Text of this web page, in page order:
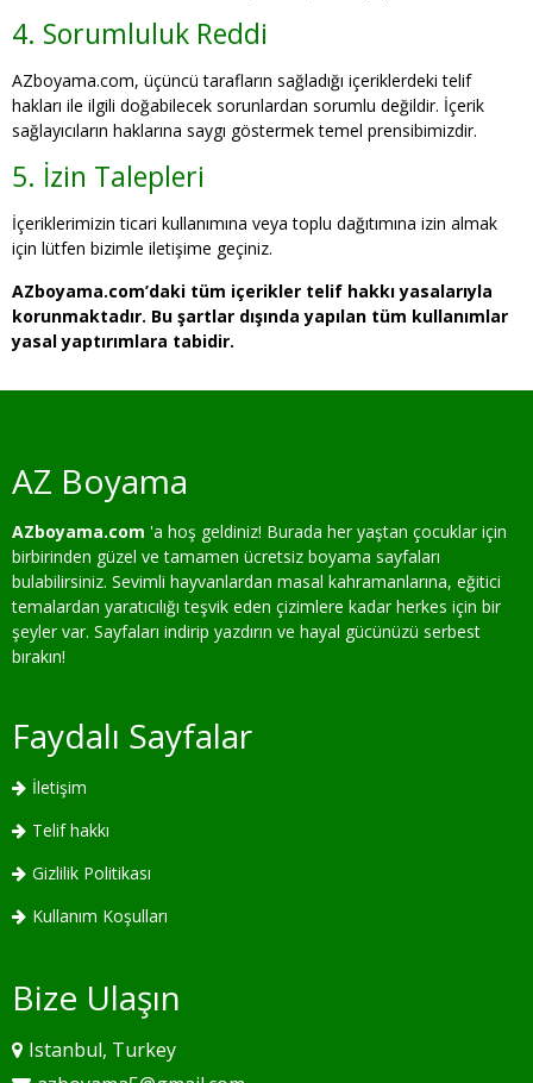
4. Sorumluluk Reddi
AZboyama.com, üçüncü tarafların sağladığı içeriklerdeki telif
hakları ile ilgili doğabilecek sorunlardan sorumlu değildir. İçerik
sağlayıcıların haklarına saygı göstermek temel prensibimizdir.
5. İzin Talepleri
İçeriklerimizin ticari kullanımına veya toplu dağıtımına izin almak
için lütfen bizimle iletişime geçiniz.
AZboyama.com’daki tüm içerikler telif hakkı yasalarıyla
korunmaktadır. Bu şartlar dışında yapılan tüm kullanımlar
yasal yaptırımlara tabidir.
AZ Boyama
AZboyama.com 'a hoş geldiniz! Burada her yaştan çocuklar için
birbirinden güzel ve tamamen ücretsiz boyama sayfaları
bulabilirsiniz. Sevimli hayvanlardan masal kahramanlarına, eğitici
temalardan yaratıcılığı teşvik eden çizimlere kadar herkes için bir
şeyler var. Sayfaları indirip yazdırın ve hayal gücünüzü serbest
bırakın!
Faydalı Sayfalar
İletişim
Telif hakkı
Gizlilik Politikası
Kullanım Koşulları
Bize Ulaşın
Istanbul, Turkey